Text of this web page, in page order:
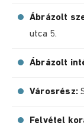
Ábrázolt
utca 5.
Ábrázolt
Városrész:
Felvétel